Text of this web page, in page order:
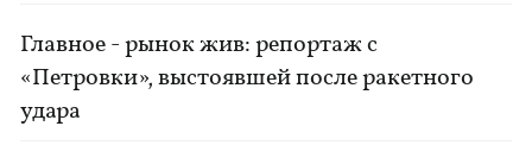
Главное - рынок жив: репортаж с
«Петровки», выстоявшей после ракетного
удара